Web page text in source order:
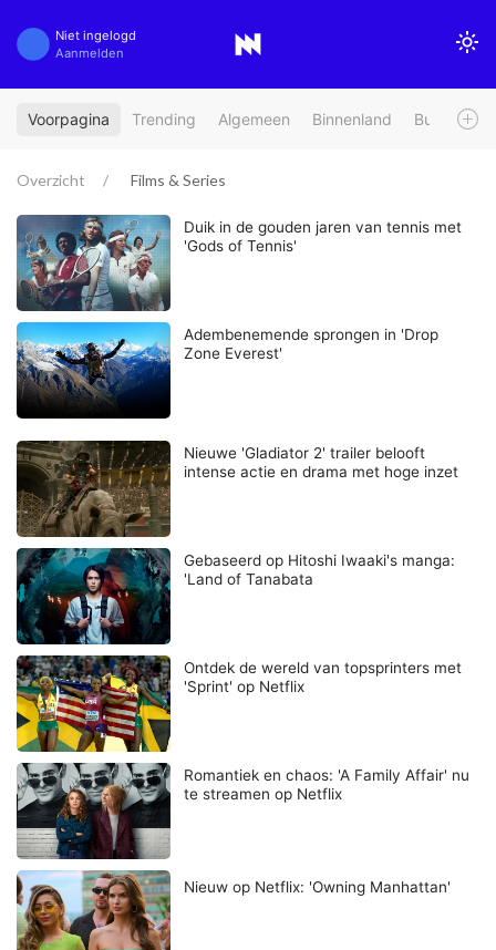
Niet ingelogd
Aanmelden
Voorpagina Trending Algemeen Binnenland Buitenland
Overzicht Films & Series
Duik in de gouden jaren van tennis met
'Gods of Tennis'
Adembenemende sprongen in 'Drop
Zone Everest'
Nieuwe 'Gladiator 2' trailer belooft
intense actie en drama met hoge inzet
Gebaseerd op Hitoshi Iwaaki's manga:
'Land of Tanabata
Ontdek de wereld van topsprinters met
'Sprint' op Netflix
Romantiek en chaos: 'A Family Affair' nu
te streamen op Netflix
Nieuw op Netflix: 'Owning Manhattan'